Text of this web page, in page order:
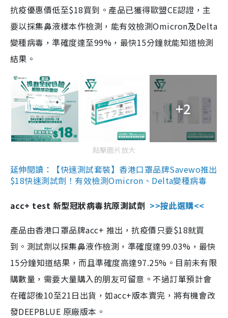
抗疫優惠價低至$18買到。產品已獲得歐盟CE認證，主
要以採集鼻液樣本作檢測，能有效檢測Omicron及Delta
變種病毒，準確度達至99%，最快15分鐘就能知道檢測
結果。
+2
點擊圖片放大
延伸閱讀：【快速測試套裝】香港口罩品牌Savewo推出
$18快速測試劑！有效檢測Omicron、Delta變種病毒
acc+ test 新型冠狀病毒抗原測試劑 >>按此選購<<
產品由香港口罩品牌acc+ 推出，抗疫價只要$18就買
到。測試劑以採集鼻液作檢測，準確度達99.03%，最快
15分鐘知道結果，而且準確度高達97.25%。目前未有限
購數量，需要大量購入的朋友可留意。不過訂單預計會
在確認後10至21日出貨，如acc+版本賣完，將有機會改
發DEEPBLUE 原廠版本。